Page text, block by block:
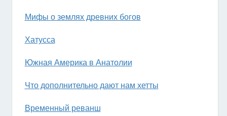
Мифы о землях древних богов
Хатусса
Южная Америка в Анатолии
Что дополнительно дают нам хетты
Временный реванш